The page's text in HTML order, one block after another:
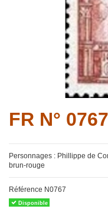
FR N°
Personnages : Phillippe de
brun-rouge
Référence N0767
Disponible